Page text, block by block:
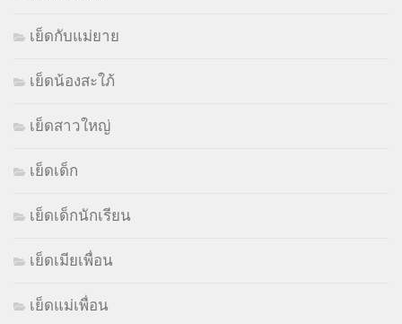
เย็ดกับแม่ยาย
เย็ดน้องสะใภ้
เย็ดสาวใหญ่
เย็ดเด็ก
เย็ดเด็กนักเรียน
เย็ดเมียเพื่อน
เย็ดแม่เพื่อน